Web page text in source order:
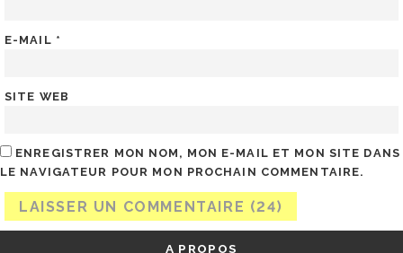
E-MAIL *
SITE WEB
ENREGISTRER MON NOM, MON E-MAIL ET MON SITE DANS
LE NAVIGATEUR POUR MON PROCHAIN COMMENTAIRE.
A PROPOS